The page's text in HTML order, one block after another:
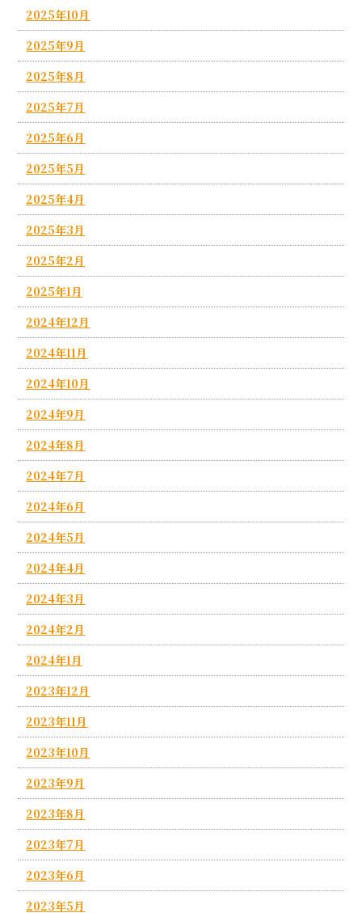
2025年10月
2025年9月
2025年8月
2025年7月
2025年6月
2025年5月
2025年4月
2025年3月
2025年2月
2025年1月
2024年12月
2024年11月
2024年10月
2024年9月
2024年8月
2024年7月
2024年6月
2024年5月
2024年4月
2024年3月
2024年2月
2024年1月
2023年12月
2023年11月
2023年10月
2023年9月
2023年8月
2023年7月
2023年6月
2023年5月